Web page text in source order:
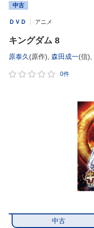
中古
ＤＶＤ アニメ
キングダム 8
原泰久 (原作), 森田成一(信),
0件
中古